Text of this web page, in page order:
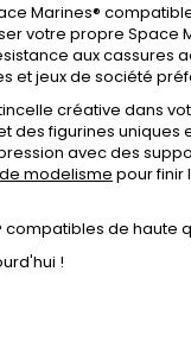
Marines®
votre propre Space
aux cassures
et jeux de société
créative dans
figurines uniques
avec des
modelisme pour finir
compatibles de haute
!